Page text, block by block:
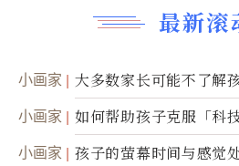
最新滚
小画家 大多数家长可能不了解
小画家 如何帮助孩子克服「科
小画家 孩子的萤幕时间与感觉